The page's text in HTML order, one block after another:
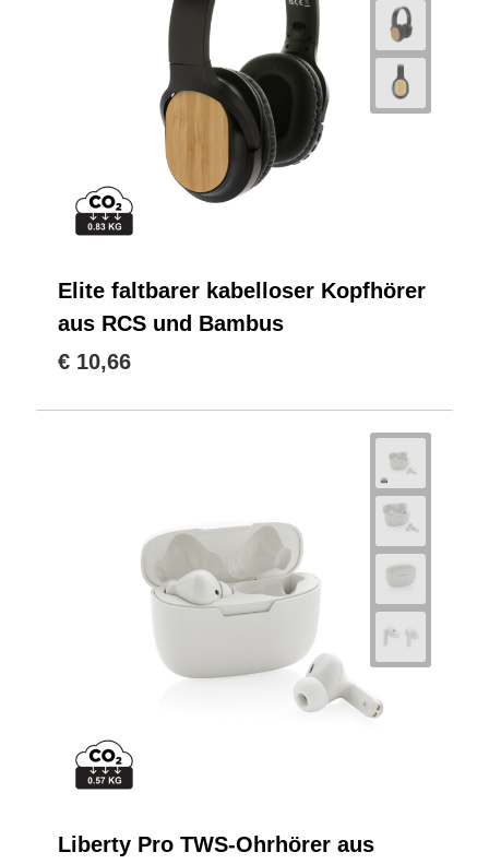
Elite faltbarer kabelloser Kopfhörer
aus RCS und Bambus
€ 10,66
Liberty Pro TWS-Ohrhörer aus